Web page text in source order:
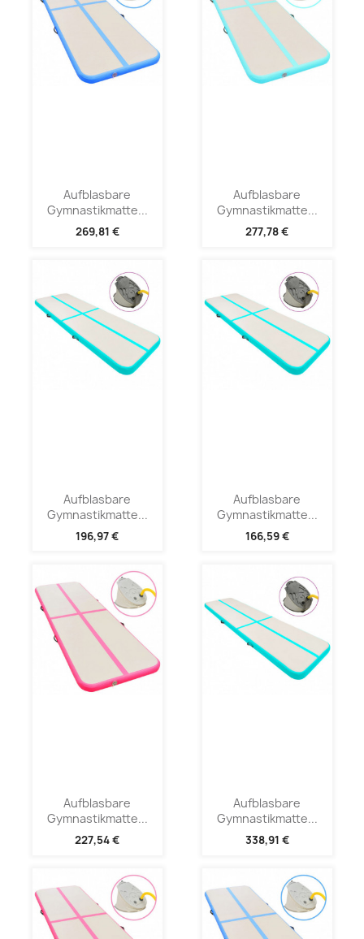
Aufblasbare
Gymnastikmatte...
269,81 €
Aufblasbare
Gymnastikmatte...
277,78 €
Aufblasbare
Gymnastikmatte...
196,97 €
Aufblasbare
Gymnastikmatte...
166,59 €
Aufblasbare
Gymnastikmatte...
227,54 €
Aufblasbare
Gymnastikmatte...
338,91 €